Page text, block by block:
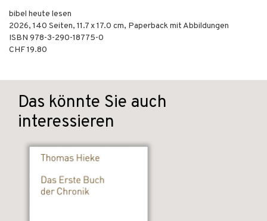
bibel heute lesen
2026, 140 Seiten, 11.7 x 17.0 cm, Paperback mit Abbildungen
ISBN 978-3-290-18775-0
CHF 19.80
Das könnte Sie auch
interessieren